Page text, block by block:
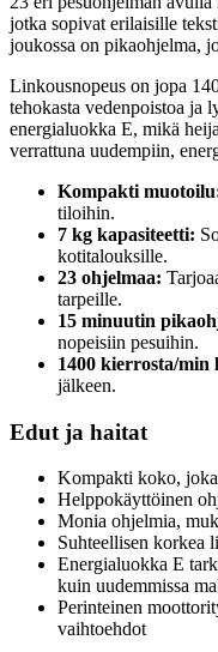
jotka sopivat erilaisille
joukossa on pikaohjelma,
Linkousnopeus on jopa
tehokasta vedenpoistoa ja
energialuokka E, mikä
verrattuna uudempiin,
Kompakti
tiloihin.
7 kg kapasiteetti:
kotitalouksille.
23 ohjelmaa:
tarpeille.
15 minuutin
nopeisiin pesuihin.
1400 kierrosta/min
jälkeen.
Edut ja haitat
Kompakti koko,
Helppokäyttöinen
Monia ohjelmia,
Suhteellisen korkea
Energialuokka E
kuin uudemmissa
Perinteinen
vaihtoehdot